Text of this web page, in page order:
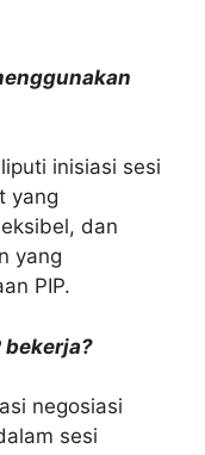
inisiasi sesi
yang
dan
yang
PIP.
bekerja?
negosiasi
sesi